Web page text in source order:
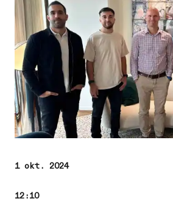
1 okt. 2024
12:10